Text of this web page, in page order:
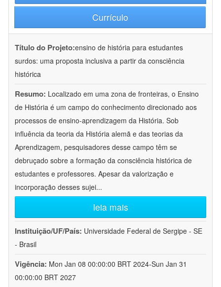
Currículo
Título do Projeto:ensino de história para estudantes
surdos: uma proposta inclusiva a partir da consciência
histórica
Resumo: Localizado em uma zona de fronteiras, o Ensino
de História é um campo do conhecimento direcionado aos
processos de ensino-aprendizagem da História. Sob
influência da teoria da História alemã e das teorias da
Aprendizagem, pesquisadores desse campo têm se
debruçado sobre a formação da consciência histórica de
estudantes e professores. Apesar da valorização e
incorporação desses sujei...
leia mais
Instituição/UF/País: Universidade Federal de Sergipe - SE
- Brasil
Vigência: Mon Jan 08 00:00:00 BRT 2024-Sun Jan 31
00:00:00 BRT 2027